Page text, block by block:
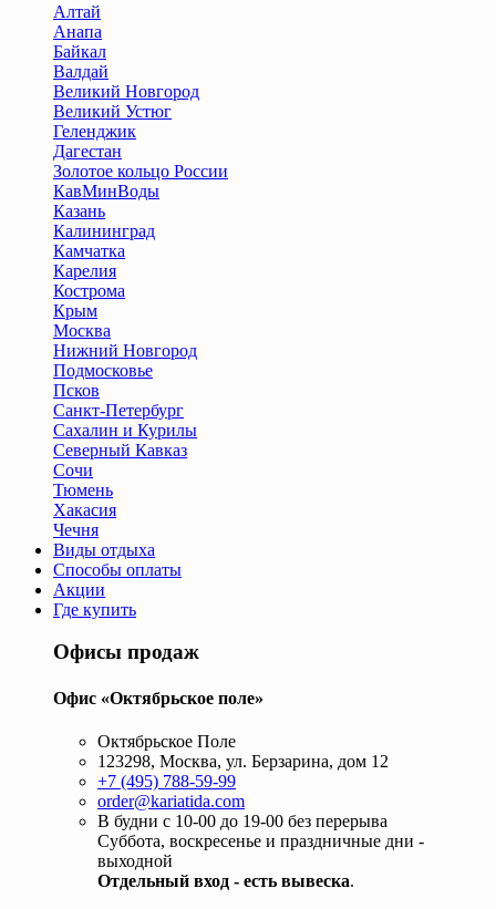
Алтай
Анапа
Байкал
Валдай
Великий Новгород
Великий Устюг
Геленджик
Дагестан
Золотое кольцо России
КавМинВоды
Казань
Калининград
Камчатка
Карелия
Кострома
Крым
Москва
Нижний Новгород
Подмосковье
Псков
Санкт-Петербург
Сахалин и Курилы
Северный Кавказ
Сочи
Тюмень
Хакасия
Чечня
Виды отдыха
Способы оплаты
Акции
Где купить
Офисы продаж
Офис «Октябрьское поле»
Октябрьское Поле
123298, Москва, ул. Берзарина, дом 12
+7 (495) 788-59-99
order@kariatida.com
В будни с 10-00 до 19-00 без перерыва
Суббота, воскресенье и праздничные дни -
выходной
Отдельный вход - есть вывеска.